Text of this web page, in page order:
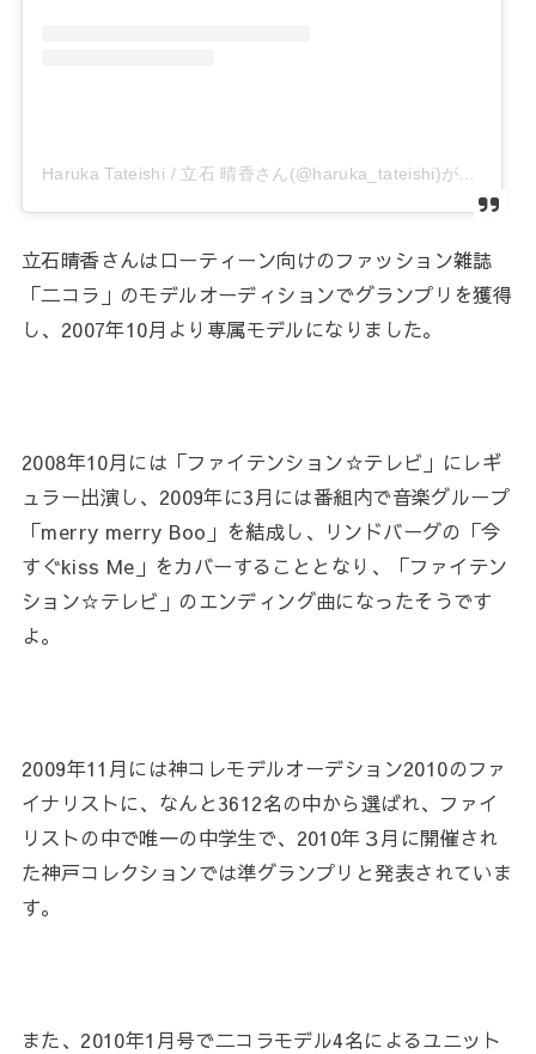
立石晴香さんはローティーン向けのファッション雑誌
「二コラ」のモデルオーディションでグランプリを獲得
し、2007年10月より専属モデルになりました。
2008年10月には「ファイテンション☆テレビ」にレギ
ュラー出演し、2009年に3月には番組内で音楽グループ
「merry merry Boo」を結成し、リンドバーグの「今
すぐkiss Me」をカバーすることとなり、「ファイテン
ション☆テレビ」のエンディング曲になったそうです
よ。
2009年11月には神コレモデルオーデション2010のファ
イナリストに、なんと3612名の中から選ばれ、ファイ
リストの中で唯一の中学生で、2010年３月に開催され
た神戸コレクションでは準グランプリと発表されていま
す。
また、2010年1月号で二コラモデル4名によるユニット